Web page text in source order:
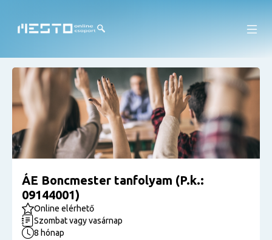
ÁE Boncmester tanfolyam (P.k.:
09144001)
Online elérhető
Szombat vagy vasárnap
8 hónap